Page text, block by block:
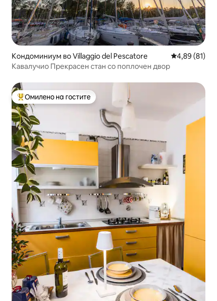
Кондоминиум во Villaggio del Pescatore Просечна
4,89 (81)
Кавалучио Прекрасен стан со поплочен двор
Меѓу најуспешните „Омилени на гостите“
Омилено на гостите